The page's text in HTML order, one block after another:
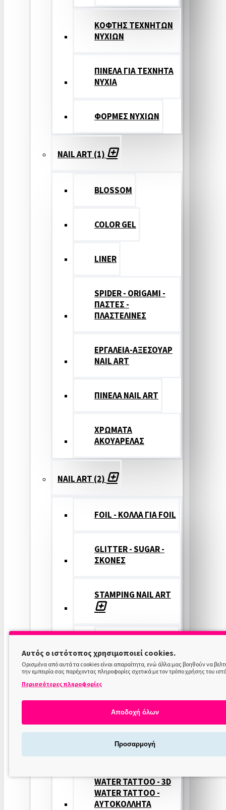
ΚΟΦΤΗΣ ΤΕΧΝΗΤΩΝ
ΝΥΧΙΩΝ
ΠΙΝΕΛΑ ΓΙΑ ΤΕΧΝΗΤΑ
ΝΥΧΙΑ
ΦΟΡΜΕΣ ΝΥΧΙΩΝ
NAIL ART (1)
BLOSSOM
COLOR GEL
LINER
SPIDER - ORIGAMI -
ΠΑΣΤΕΣ -
ΠΛΑΣΤΕΛΙΝΕΣ
ΕΡΓΑΛΕΙΑ-ΑΞΕΣΟΥΑΡ
NAIL ART
ΠΙΝΕΛΑ NAIL ART
ΧΡΩΜΑΤΑ
ΑΚΟΥΑΡΕΛΑΣ
NAIL ART (2)
FOIL - ΚΟΛΛΑ ΓΙΑ FOIL
GLITTER - SUGAR -
ΣΚΟΝΕΣ
STAMPING NAIL ART
COLOR
ΝΥΧΙΩΝ
ΣΦΡΑΓΙΔΕΣ
ΝΥΧΙΩΝ
WATER TATTOO - 3D
WATER TATTOO -
ΑΥΤΟΚΟΛΛΗΤΑ
Αυτός ο ιστότοπος χρησιμοποιεί cookies.
Ορισμένα από αυτά τα cookies είναι απαραίτητα, ενώ άλλα μας βοηθούν να
την εμπειρία σας παρέχοντας πληροφορίες σχετικά με τον τρόπο χρήσης του
Περισσότερες πληροφορίες
Αποδοχή όλων
Προσαρμογή